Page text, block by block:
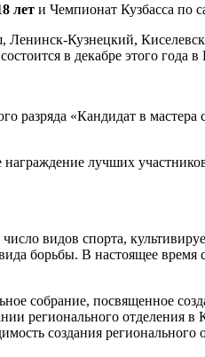
лет и Чемпионат Кузбасса по
Ленинск-Кузнецкий,
в декабре этого года в
разряда «Кандидат в мастера
лучших
видов спорта,
борьбы. В настоящее время
собрание, посвященное
регионального отделения в
создания регионального